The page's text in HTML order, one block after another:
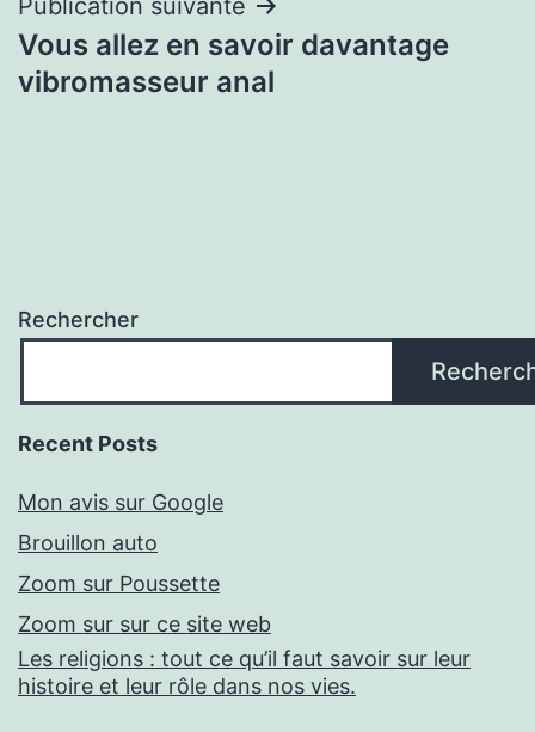
Vous allez en savoir davantage
vibromasseur anal
Rechercher
Recent Posts
Mon avis sur Google
Brouillon auto
Zoom sur Poussette
Zoom sur sur ce site web
Les religions : tout ce qu’il faut savoir sur leur
histoire et leur rôle dans nos vies.